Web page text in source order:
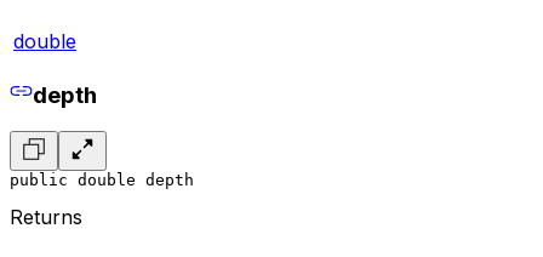
double
depth
public double depth
Returns